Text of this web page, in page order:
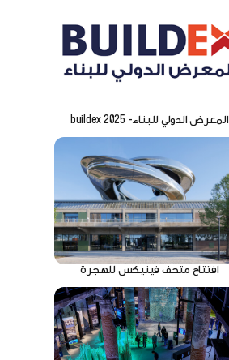
المعرض الدولي للبناء- buildex 2025
افتتاح متحف فينيكس للهجرة